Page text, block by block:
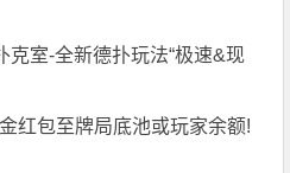
克室-全新德扑玩法“极速&现
红包至牌局底池或玩家余额!